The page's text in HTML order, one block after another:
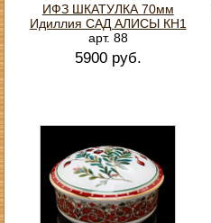
ИФЗ ШКАТУЛКА 70мм
Идиллия САД АЛИСЫ КН1
арт. 88
5900 руб.